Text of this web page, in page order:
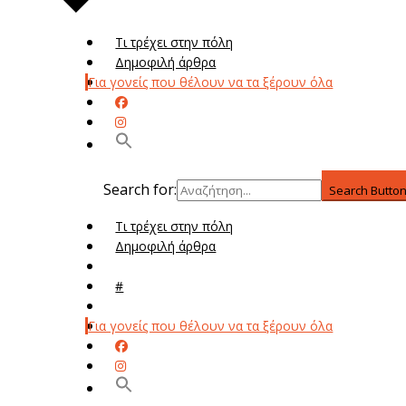
Τι τρέχει στην πόλη
Δημοφιλή άρθρα
Για γονείς που θέλουν να τα ξέρουν όλα
Search for: Search
Τι τρέχει στην πόλη
Δημοφιλή άρθρα
#
Για γονείς που θέλουν να τα ξέρουν όλα